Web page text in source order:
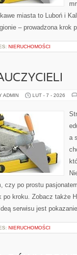
miasta to Luboń i
– prowadzona
NIERUCHOMOŚCI
ADMIN LUT - 7 - 2026
a
czy po prostu
po kroku. Zobacz także
serwisu jest
NIERUCHOMOŚCI